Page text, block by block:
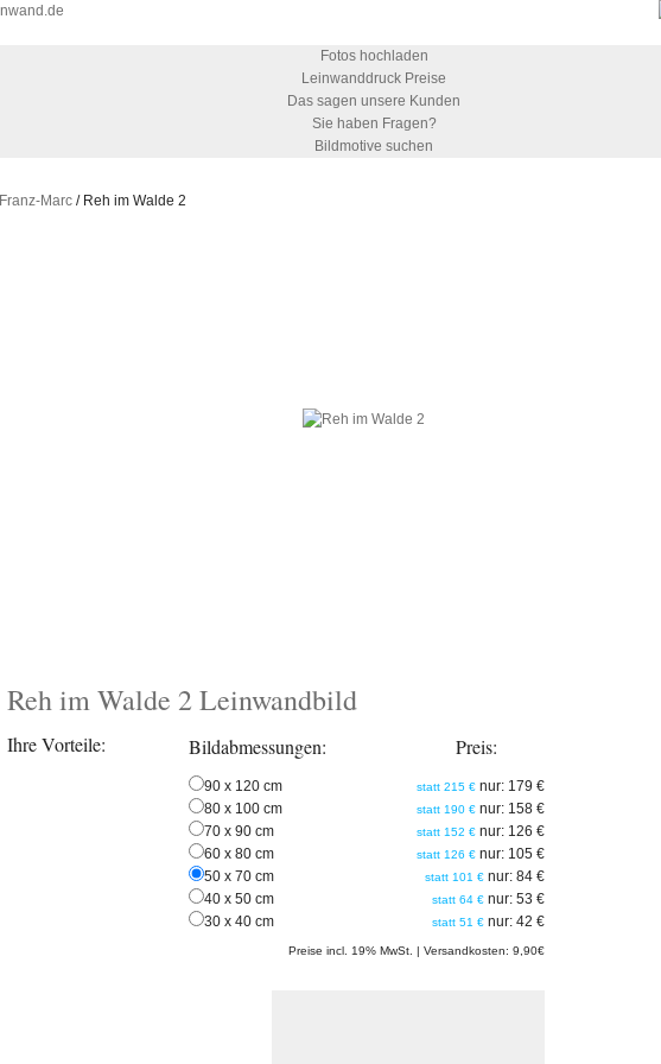
Fotos hochladen
Leinwanddruck Preise
Das sagen unsere Kunden
Sie haben Fragen?
Bildmotive suchen
Franz-Marc / Reh im Walde 2
Reh im Walde 2 Leinwandbild
Ihre Vorteile: Bildabmessungen: Preis:
90 x 120 cm statt 215 € nur: 179 €
80 x 100 cm
statt 190 € nur: 158 €
70 x 90 cm
statt 152 € nur: 126 €
60 x 80 cm
statt 126 € nur: 105 €
50 x 70 cm
statt 101 € nur: 84 €
40 x 50 cm
statt 64 € nur: 53 €
30 x 40 cm
statt 51 € nur: 42 €
Preise incl. 19% MwSt. | Versandkosten: 9,90€